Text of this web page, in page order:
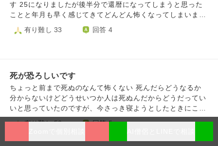
す 25になりましたが後半分で還暦になってしまうと思った
ことと年月も早く感じてきてどんどん怖くなってしまいまし
た 死んだらどうなるのか極楽へ行くのか地獄に行くのか地
上を彷徨うのかそして最終的には輪廻で記憶が無くなってし
ても恐ろしいです 周りに相談しても今考えてもしょうがな
いから受け入れようとか今を満喫しようとか寝てスッキリし
ようと返ってきて趣味だったり寝たりしたんですけど一旦和
らぎますがその後からぶり返してきてしまいます、やはり怖
いものは怖いです こうしてる今も少しづつ死が近づいてき
有り難し 33 回答 4
死が恐ろしいです
ちょっと前まで死ぬのなんて怖くない 死んだらどうなるか
分からないけどどうせいつか人は死ぬんだからどうだってい
いと思っていたのですが、今さっき寝ようとしたときにこの
まま寝たらもう目覚めないかもしれない、何かわからないけ
有り難し 50
回答 5